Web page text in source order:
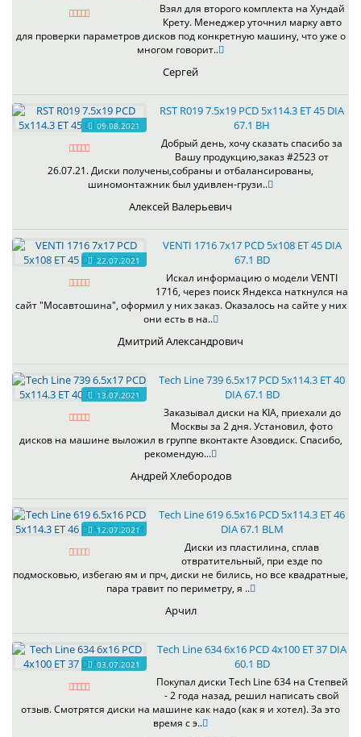
Взял для второго комплекта на Хундай
Крету. Менеджер уточнил марку авто
для проверки параметров дисков под конкретную машину, что уже о
многом говорит..
Сергей
09.08.2021
RST R019 7.5x19 PCD 5x114.3 ET 45 DIA
67.1 BH
Добрый день, хочу сказать спасибо за
Вашу продукцию,заказ #2523 от
26.07.21. Диски получены,собраны и отбалансированы,
шиномонтажник был удивлен-грузи..
Алексей Валерьевич
22.07.2021
VENTI 1716 7x17 PCD 5x108 ET 45 DIA
67.1 BD
Искал информацию о модели VENTI
1716, через поиск Яндекса наткнулся на
сайт "Мосавтошина", оформил у них заказ. Оказалось на сайте у них
они есть в на..
Дмитрий Александрович
13.07.2021
Tech Line 739 6.5x17 PCD 5x114.3 ET 40
DIA 67.1 BD
Заказывал диски на KIA, приехали до
Москвы за 2 дня. Установил, фото
дисков на машине выложил в группе вконтакте Азовдиск. Спасибо,
рекомендую...
Андрей Хлебородов
12.07.2021
Tech Line 619 6.5x16 PCD 5x114.3 ET 46
DIA 67.1 BLM
Диски из пластилина, сплав
отвратительный, при езде по
подмосковью, избегаю ям и прч, диски не бились, но все квадратные,
пара травит по периметру, я ..
Арчил
03.07.2021
Tech Line 634 6x16 PCD 4x100 ET 37 DIA
60.1 BD
Покупал диски Tech Line 634 на Степвей
- 2 года назад, решил написать свой
отзыв. Смотрятся диски на машине как надо (как я и хотел). За это
время с э..